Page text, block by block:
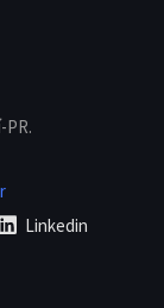
PR.
Linkedin